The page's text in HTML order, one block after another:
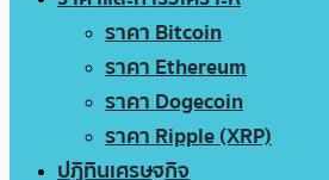
ราคา Bitcoin
ราคา Ethereum
ราคา Dogecoin
ราคา Ripple (XRP)
ปฏิทินเศรษฐกิจ